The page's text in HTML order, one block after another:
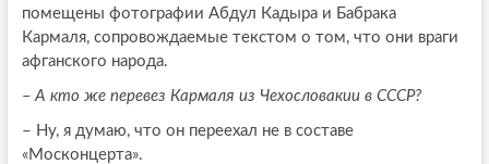
помещены фотографии Абдул Кадыра и Бабрака
Кармаля, сопровождаемые текстом о том, что они враги
афганского народа.
– А кто же перевез Кармаля из Чехословакии в СССР?
– Ну, я думаю, что он переехал не в составе
«Москонцерта».